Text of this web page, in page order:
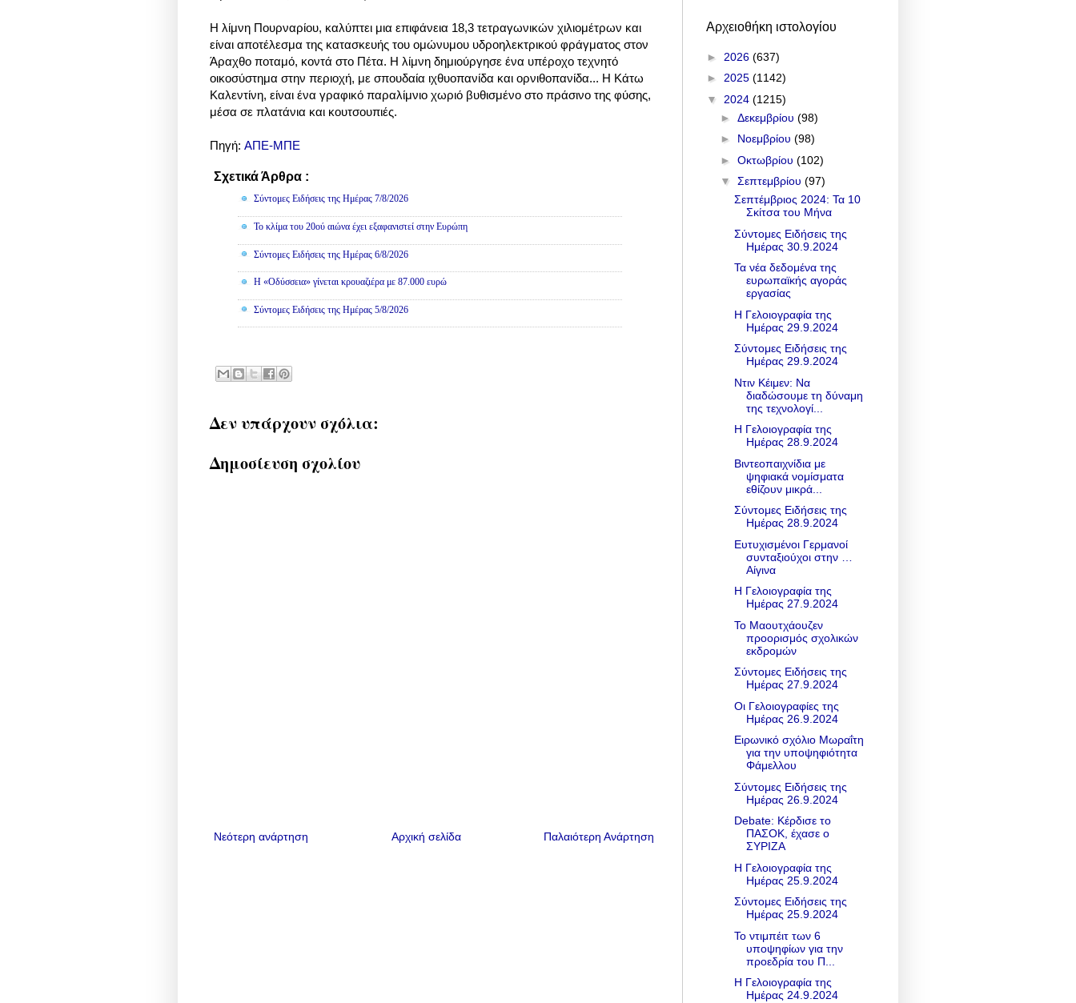
Η λίμνη Πουρναρίου, καλύπτει μια επιφάνεια 18,3 τετραγωνικών χιλιομέτρων και
είναι αποτέλεσμα της κατασκευής του ομώνυμου υδροηλεκτρικού φράγματος στον
Άραχθο ποταμό, κοντά στο Πέτα. Η λίμνη δημιούργησε ένα υπέροχο τεχνητό
οικοσύστημα στην περιοχή, με σπουδαία ιχθυοπανίδα και ορνιθοπανίδα... Η Κάτω
Καλεντίνη, είναι ένα γραφικό παραλίμνιο χωριό βυθισμένο στο πράσινο της φύσης,
μέσα σε πλατάνια και κουτσουπιές.
Πηγή: ΑΠΕ-ΜΠΕ
Σχετικά Άρθρα :
Σύντομες Ειδήσεις της Ημέρας 7/8/2026
Το κλίμα του 20ού αιώνα έχει εξαφανιστεί στην Ευρώπη
Σύντομες Ειδήσεις της Ημέρας 6/8/2026
Η «Οδύσσεια» γίνεται κρουαζιέρα με 87.000 ευρώ
Σύντομες Ειδήσεις της Ημέρας 5/8/2026
Δεν υπάρχουν σχόλια:
Δημοσίευση σχολίου
Νεότερη ανάρτηση Παλαιότερη Ανάρτηση
Αρχική σελίδα
Αρχειοθήκη ιστολογίου
► 2026 (637)
► 2025 (1142)
▼ 2024 (1215)
► Δεκεμβρίου (98)
► Νοεμβρίου (98)
► Οκτωβρίου (102)
▼ Σεπτεμβρίου (97)
Σεπτέμβριος 2024: Τα 10
Σκίτσα του Μήνα
Σύντομες Ειδήσεις της
Ημέρας 30.9.2024
Τα νέα δεδομένα της
ευρωπαϊκής αγοράς
εργασίας
Η Γελοιογραφία της
Ημέρας 29.9.2024
Σύντομες Ειδήσεις της
Ημέρας 29.9.2024
Ντιν Κέιμεν: Να
διαδώσουμε τη δύναμη
της τεχνολογί...
Η Γελοιογραφία της
Ημέρας 28.9.2024
Βιντεοπαιχνίδια με
ψηφιακά νομίσματα
εθίζουν μικρά...
Σύντομες Ειδήσεις της
Ημέρας 28.9.2024
Ευτυχισμένοι Γερμανοί
συνταξιούχοι στην …
Αίγινα
Η Γελοιογραφία της
Ημέρας 27.9.2024
Το Μαουτχάουζεν
προορισμός σχολικών
εκδρομών
Σύντομες Ειδήσεις της
Ημέρας 27.9.2024
Οι Γελοιογραφίες της
Ημέρας 26.9.2024
Ειρωνικό σχόλιο Μωραΐτη
για την υποψηφιότητα
Φάμελλου
Σύντομες Ειδήσεις της
Ημέρας 26.9.2024
Debate: Κέρδισε το
ΠΑΣΟΚ, έχασε ο
ΣΥΡΙΖΑ
Η Γελοιογραφία της
Ημέρας 25.9.2024
Σύντομες Ειδήσεις της
Ημέρας 25.9.2024
Το ντιμπέιτ των 6
υποψηφίων για την
προεδρία του Π...
Η Γελοιογραφία της
Ημέρας 24.9.2024